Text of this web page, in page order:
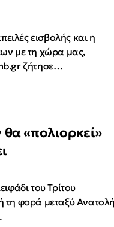
εισβολής και η
με τη χώρα μας,
ζήτησε…
«πολιορκεί»
του Τρίτου
τη φορά μεταξύ